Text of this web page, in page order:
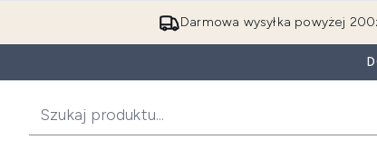
Darmowa wysyłka powyżej